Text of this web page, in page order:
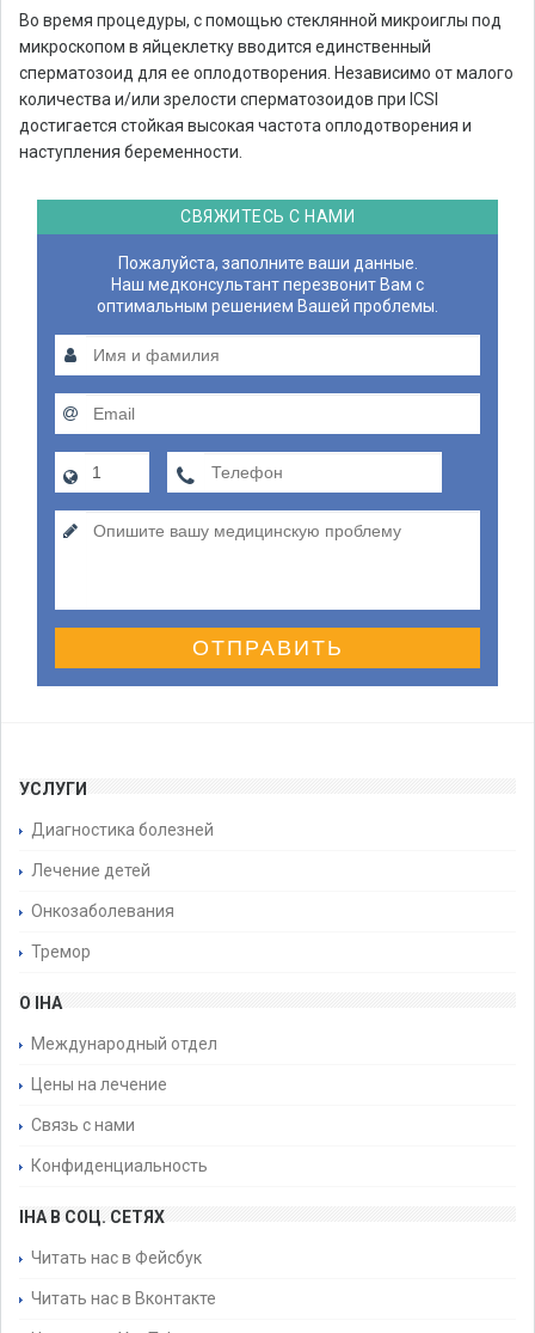
Во время процедуры, с помощью стеклянной микроиглы под
микроскопом в яйцеклетку вводится единственный
сперматозоид для ее оплодотворения. Независимо от малого
количества и/или зрелости сперматозоидов при ICSI
достигается стойкая высокая частота оплодотворения и
наступления беременности.
СВЯЖИТЕСЬ С НАМИ
Пожалуйста, заполните ваши данные.
Наш медконсультант перезвонит Вам с
оптимальным решением Вашей проблемы.
ОТПРАВИТЬ
УСЛУГИ
Диагностика болезней
Лечение детей
Онкозаболевания
Тремор
О IHA
Международный отдел
Цены на лечение
Связь с нами
Конфиденциальность
IHA В СОЦ. СЕТЯХ
Читать нас в Фейсбук
Читать нас в Вконтакте